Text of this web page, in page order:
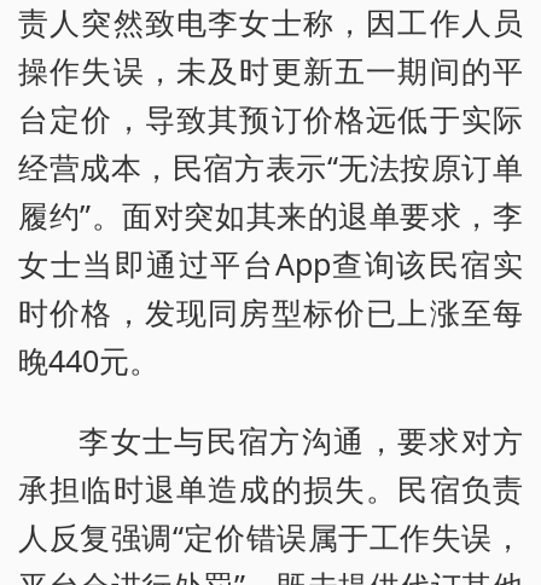
责人突然致电李女士称，因工作人员
操作失误，未及时更新五一期间的平
台定价，导致其预订价格远低于实际
经营成本，民宿方表示“无法按原订单
履约”。面对突如其来的退单要求，李
女士当即通过平台App查询该民宿实
时价格，发现同房型标价已上涨至每
晚440元。
李女士与民宿方沟通，要求对方
承担临时退单造成的损失。民宿负责
人反复强调“定价错误属于工作失误，